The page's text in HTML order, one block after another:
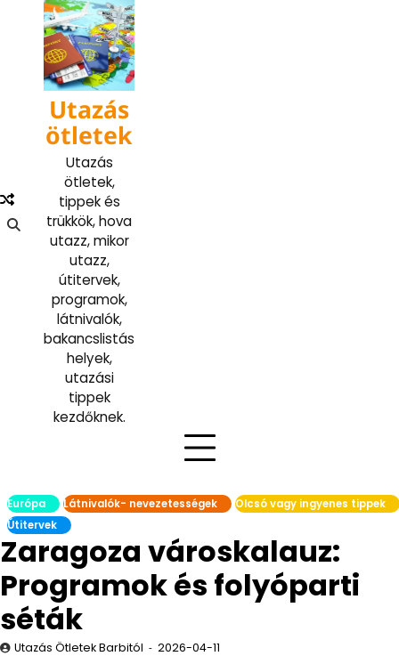
content
Utazás
ötletek
Utazás
ötletek,
tippek és
trükkök, hova
utazz, mikor
utazz,
útitervek,
programok,
látnivalók,
bakancslistás
helyek,
utazási
tippek
kezdőknek.
Európa Látnivalók- nevezetességek
Olcsó vagy ingyenes tippek
Útitervek
Zaragoza városkalauz:
Programok és folyóparti
séták
Utazás Ötletek Barbitól 2026-04-11